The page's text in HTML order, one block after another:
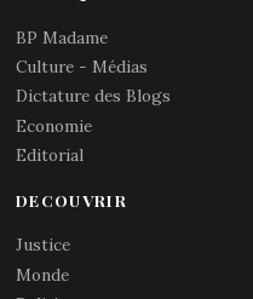
BP Madame
Culture - Médias
Dictature des Blogs
Economie
Editorial
DECOUVRIR
Justice
Monde